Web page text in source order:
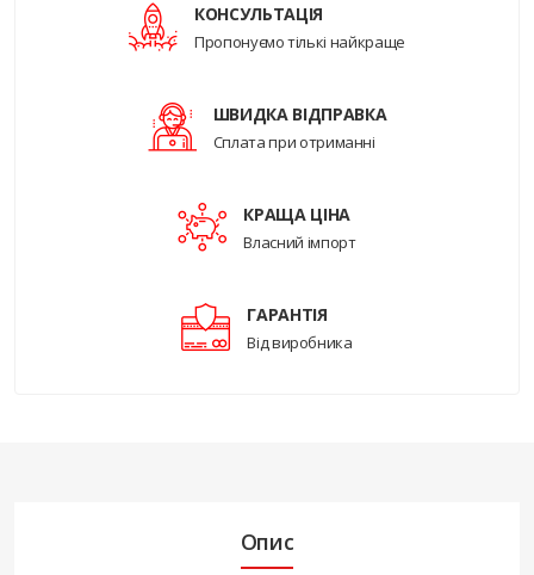
КОНСУЛЬТАЦІЯ
Пропонуємо тількі найкраще
ШВИДКА ВІДПРАВКА
Сплата при отриманні
КРАЩА ЦІНА
Власний імпорт
ГАРАНТІЯ
Від виробника
Опис